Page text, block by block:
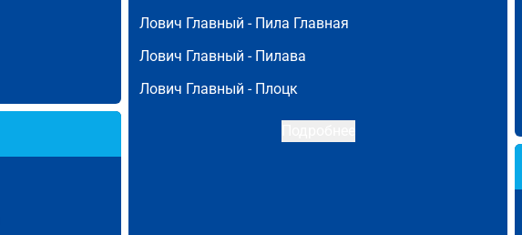
Лович Главный - Пила Главная
Лович Главный - Пилава
Лович Главный - Плоцк